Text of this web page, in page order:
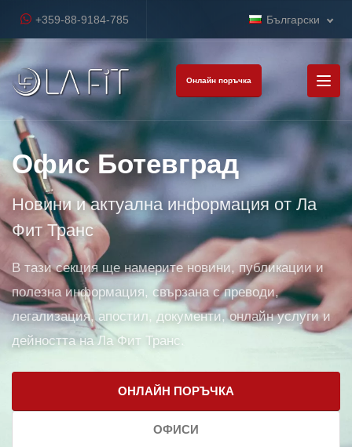
+359-88-9184-785 Български
Онлайн поръчка
Офис Ботевград
Новини и актуална информация от Ла
Фит Транс
В тази секция ще намерите новини, публикации и
полезна информация, свързана с преводи,
легализация, апостил, документи, онлайн услуги и
дейността на Ла Фит Транс.
ОНЛАЙН ПОРЪЧКА
ОФИСИ